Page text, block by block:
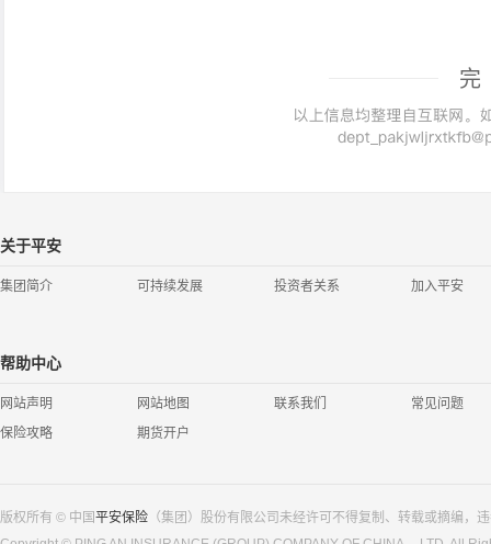
完
关于平安
集团简介 可持续发展 投资者关系 加入平安
帮助中心
网站声明 网站地图 联系我们
常见问题
保险攻略
期货开户
版权所有 © 中国平安保险 （集团）股份有限公司未经许可不得复制、转载或摘编，